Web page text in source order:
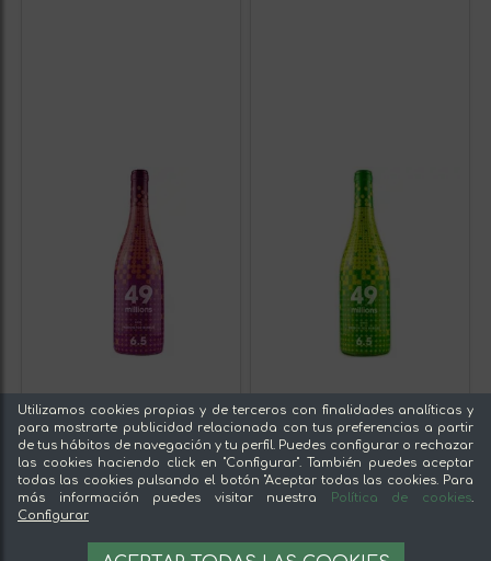
Utilizamos cookies propias y de terceros con finalidades analíticas y
para mostrarte publicidad relacionada con tus preferencias a partir
de tus hábitos de navegación y tu perfil. Puedes configurar o rechazar
las cookies haciendo click en "Configurar". También puedes aceptar
todas las cookies pulsando el botón "Aceptar todas las cookies. Para
más información puedes visitar nuestra
Política de cookies.
Configurar